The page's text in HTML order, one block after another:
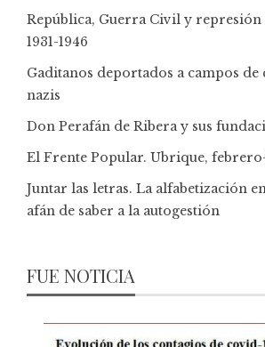
República, Guerra Civil y
1931-1946
Gaditanos deportados a campos
nazis
Don Perafán de Ribera y sus
El Frente Popular. Ubrique,
Juntar las letras. La alfabetización
afán de saber a la autogestión
FUE NOTICIA